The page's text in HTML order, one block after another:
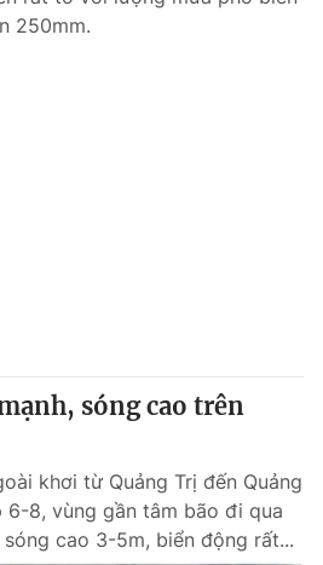
250mm.
sóng cao trên
khơi từ Quảng Trị đến Quảng
6-8, vùng gần tâm bão đi qua
cao 3-5m, biển động rất...